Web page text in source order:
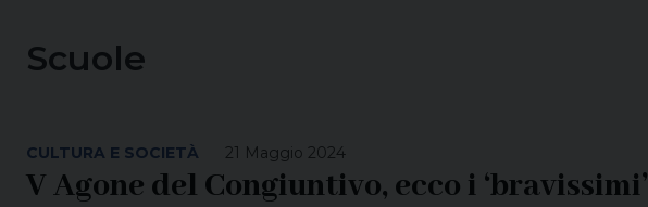
Scuole
21 Maggio 2024
CULTURA E SOCIETÀ
V Agone del Congiuntivo, ecco i ‘bravissimi’